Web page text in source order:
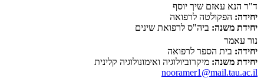
ד"ר הנא עאזם שיך יוסף
יחידה: הפקולטה לרפואה
יחידת משנה: ביה"ס לרפואת שינים
נור עאמר
יחידה: בית הספר לרפואה
יחידת משנה: מיקרוביולוגיה ואימונולוגיה קלינית
nooramer1@mail.tau.ac.il